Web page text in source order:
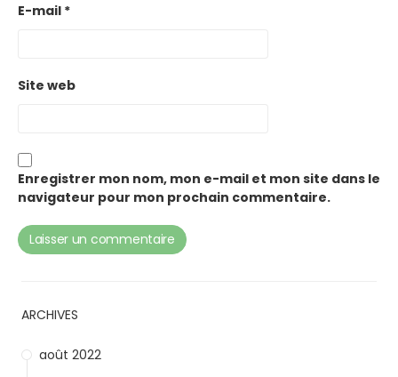
E-mail *
Site web
Enregistrer mon nom, mon e-mail et mon site dans le
navigateur pour mon prochain commentaire.
ARCHIVES
août 2022